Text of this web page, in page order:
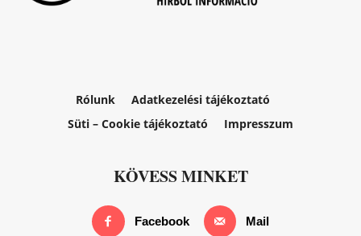
Rólunk
Adatkezelési tájékoztató
Süti – Cookie tájékoztató
Impresszum
KÖVESS MINKET
Facebook Mail